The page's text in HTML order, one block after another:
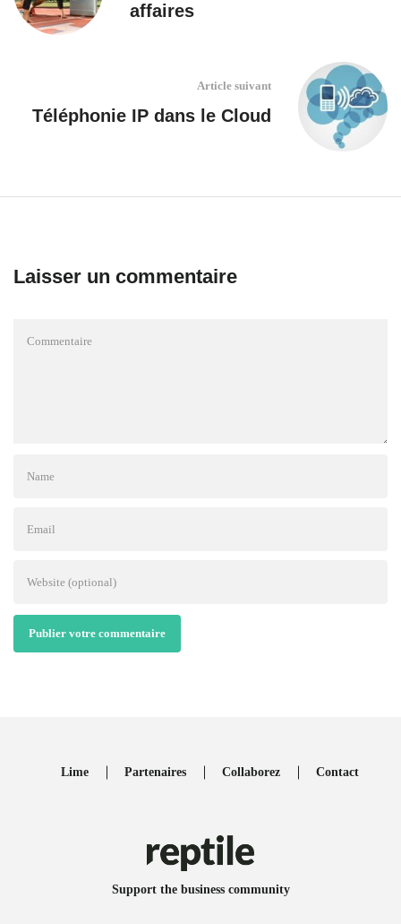
affaires
Article suivant
Téléphonie IP dans le Cloud
Laisser un commentaire
Publier votre commentaire
Lime Partenaires Collaborez Contact
Support the business community